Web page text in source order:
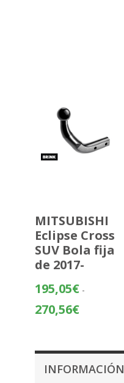
MITSUBISHI
Eclipse Cross
SUV Bola fija
de 2017-
195,05€ -
270,56€Rango
desde
hasta
INFORMACIÓN